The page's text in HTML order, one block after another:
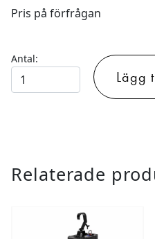
Pris på förfrågan
Antal:
Cameo
Zenit
mängd
Lägg
Relaterade